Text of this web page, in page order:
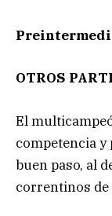
OTROS
El
competencia y
buen paso, al
correntinos de